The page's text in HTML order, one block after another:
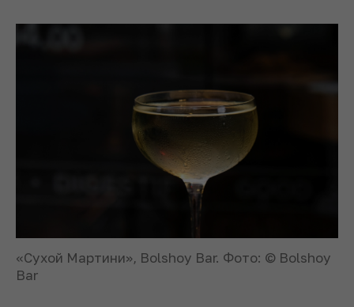
«Сухой Мартини», Bolshoy Bar. Фото: © Bolshoy
Bar